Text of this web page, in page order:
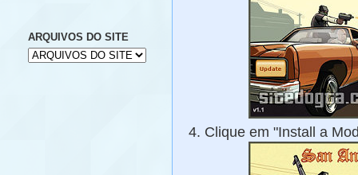
4. Clique em "Install a
ARQUIVOS DO SITE